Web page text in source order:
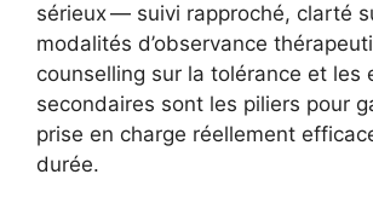
sérieux — suivi rapproché, clarté
modalités d’observance
counselling sur la tolérance et les
secondaires sont les piliers pour
prise en charge réellement
durée.